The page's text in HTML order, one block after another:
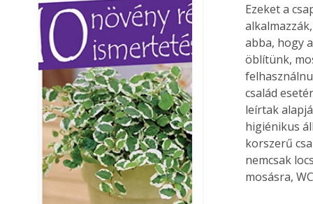
Ezeket a
abba, hogy
öblítünk,
család
leírtak
higiénikus
korszerű
nemcsak
mosásra,